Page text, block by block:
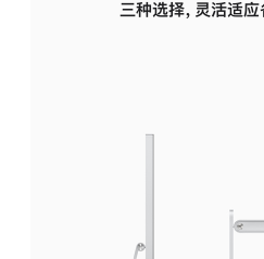
三种选择，灵活适应